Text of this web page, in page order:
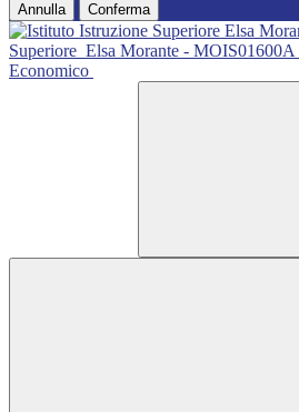
Annulla Conferma
Superiore Elsa Morante - MOIS01600A
Economico